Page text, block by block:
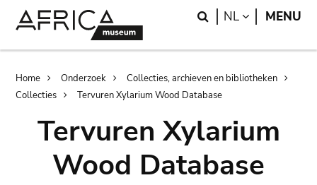
Search
NL LANGUAGE
MENU
Breadcrumb
Home Onderzoek
Collecties, archieven en bibliotheken
Collecties
Tervuren Xylarium Wood Database
Tervuren Xylarium
Wood Database